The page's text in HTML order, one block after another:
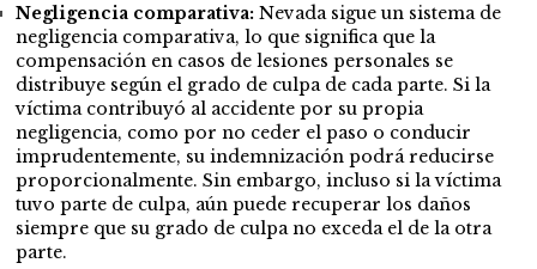
Negligencia comparativa: Nevada sigue un sistema de
negligencia comparativa, lo que significa que la
compensación en casos de lesiones personales se
distribuye según el grado de culpa de cada parte. Si la
víctima contribuyó al accidente por su propia
negligencia, como por no ceder el paso o conducir
imprudentemente, su indemnización podrá reducirse
proporcionalmente. Sin embargo, incluso si la víctima
tuvo parte de culpa, aún puede recuperar los daños
siempre que su grado de culpa no exceda el de la otra
parte.